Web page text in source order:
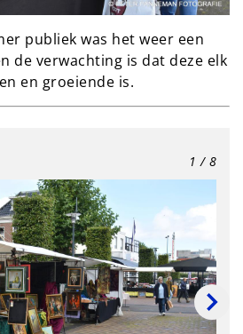
publiek was het weer een
de verwachting is dat deze elk
en groeiende is.
1 / 8